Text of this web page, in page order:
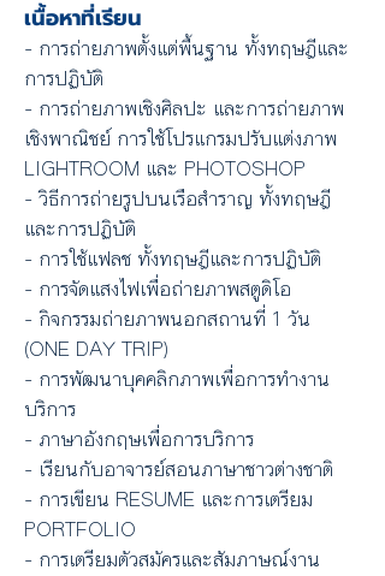
เนื้อหาที่เรียน
- การถ่ายภาพตั้งแต่พื้นฐาน ทั้งทฤษฎีและ
การปฏิบัติ
- การถ่ายภาพเชิงศิลปะ และการถ่ายภาพ
เชิงพาณิชย์ การใช้โปรแกรมปรับแต่งภาพ
LIGHTROOM และ PHOTOSHOP
- วิธีการถ่ายรูปบนเรือสําราญ ทั้งทฤษฎี
และการปฏิบัติ
- การใช้แฟลช ทั้งทฤษฎีและการปฏิบัติ
- การจัดแสงไฟเพื่อถ่ายภาพสตูดิโอ
- กิจกรรมถ่ายภาพนอกสถานที่ 1 วัน
(ONE DAY TRIP)
- การพัฒนาบุคคลิกภาพเพื่อการทํางาน
บริการ
- ภาษาอังกฤษเพื่อการบริการ
- เรียนกับอาจารย์สอนภาษาชาวต่างชาติ
- การเขียน RESUME และการเตรียม
PORTFOLIO
- การเตรียมตัวสมัครและสัมภาษณ์งาน